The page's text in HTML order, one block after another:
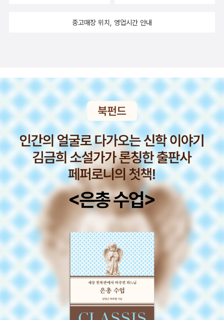
우리는 불필요한 행동뿐만 아니라 불필요한 생각도 피해야 한다... 2
(Ramadan)에 <코란>을 읽는 이슬람 신도들을 심정에 가까이갈 수
있으리라는 생각으로, <셰익스피어 전집>은 머리가 아닌 가슴으로
인간의 감정을 느껴보고 싶었기 때문에 골랐습니다만, 모두 하루만에
본연의 자리로 돌아갔습니다. 배고픈 것에는 장사가 없다는 말을 절
감했습니다. 이들을 대신하여 아내는 새로운 책들을 꺼내 주었는데,
이 때 읽었던 책은 페이퍼의 마무리에 소개하겠습니다.(개인적으로는
완전히 새로운 도전이었습니다.) 19세기 영국의 과학자 베일리스
(W. M. Bayliss)와 스탈링(E. H. Starling)가 개를 가지고 실험을
했다. 그들이 한 실험에서 소화 기관은 매우 입체적인 반응을 보였고,
이 현상은 재현성이 매우 높았다. 내부의 압력이 높아질수록 소화 기
관의 근육 층이 움직이는 것처럼 보였는데, 실험을 반복한 결과 소화
기관의 내용물을 한 방향으로만 밀어내는 방식으로 움직인다는 사실
이 드러났다. 이런 방식의 연동 운동은 매우 조직화해 있었으며, 구강
수축에서 항문의 이완에 이르는 하향식으로 조화롭게 움직였다. 장
안의 내용물은 기본적으로 항문을 향해 나아갔다. 베일리스와 스탈링
은 압력에 반응하는 소화 기관의 움직임을 '소화 기관의 법칙'이라 불
렀다. - 마이클 D. 거숀, <제2의 뇌>, p5 배고픔과 관련해서 마이클
중고매장 위치, 영업시간 안내